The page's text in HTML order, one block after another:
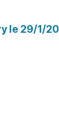
le 29/1/